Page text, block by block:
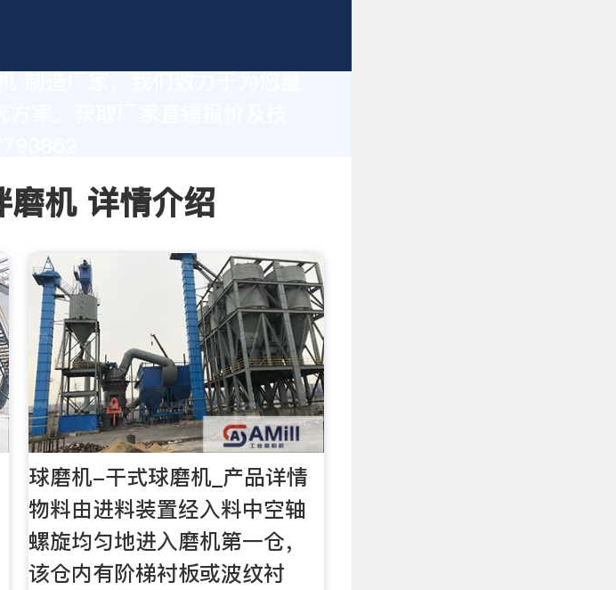
案。获取厂家直销报价及技
磨机 详情介绍
球磨机-干式球磨机_产品详情
物料由进料装置经入料中空轴
螺旋均匀地进入磨机第一仓，
该仓内有阶梯衬板或波纹衬